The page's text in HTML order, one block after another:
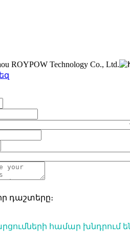
Technology Co., Ltd.
դաշտերը։
համար խնդրում